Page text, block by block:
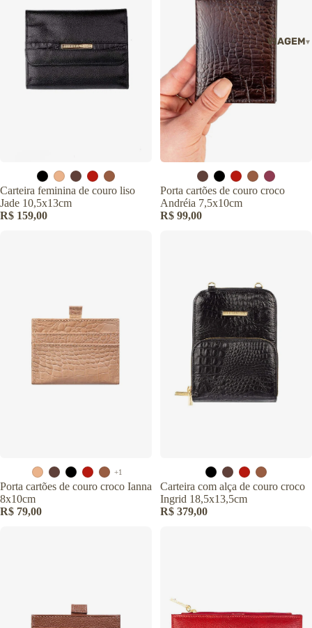
VIAGEM
Carteira feminina de couro liso
Jade 10,5x13cm
R$ 159,00
Porta cartões de couro croco
Andréia 7,5x10cm
R$ 99,00
+1
Porta cartões de couro croco Ianna
8x10cm
R$ 79,00
Carteira com alça de couro croco
Ingrid 18,5x13,5cm
R$ 379,00